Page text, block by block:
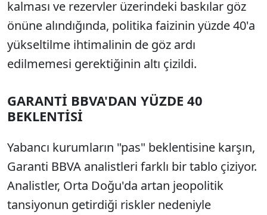
kalması ve rezervler üzerindeki baskılar göz
önüne alındığında, politika faizinin yüzde 40'a
yükseltilme ihtimalinin de göz ardı
edilmemesi gerektiğinin altı çizildi.
GARANTİ BBVA'DAN YÜZDE 40
BEKLENTİSİ
Yabancı kurumların "pas" beklentisine karşın,
Garanti BBVA analistleri farklı bir tablo çiziyor.
Analistler, Orta Doğu'da artan jeopolitik
tansiyonun getirdiği riskler nedeniyle